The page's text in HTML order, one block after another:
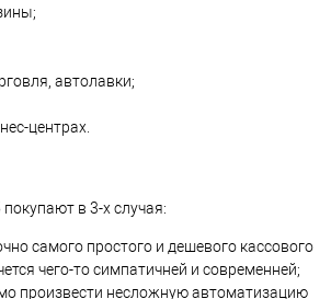
автолавки;
центрах.
в 3-х случая:
самого простого и дешевого кассового
чего-то симпатичней и современней;
произвести несложную автоматизацию